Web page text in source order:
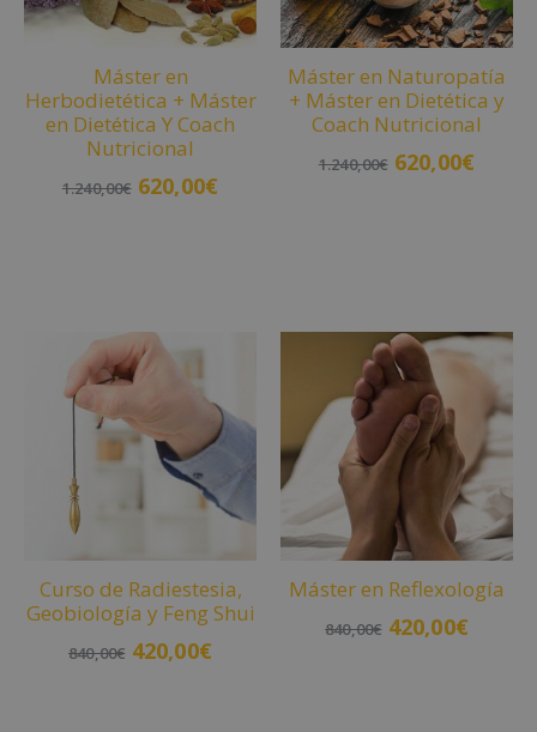
i
:
Máster en
Herbodietética + Máster
en Dietética Y Coach
Nutricional
1.240,00€ 620,00€
Máster en Naturopatía
+ Máster en Dietética y
Coach Nutricional
1.240,00€ 620,00€
Curso de Radiestesia,
Geobiología y Feng Shui
840,00€ 420,00€
Máster en Reflexología
840,00€ 420,00€